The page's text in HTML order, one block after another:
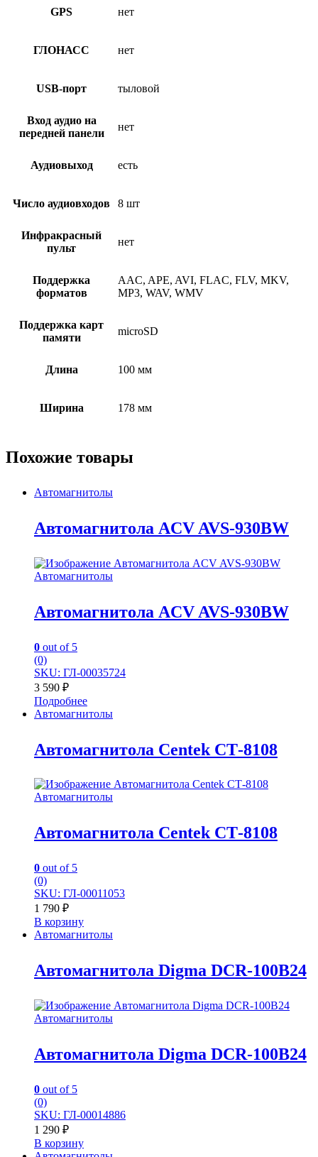
GPS нет
ГЛОНАСС нет
USB-порт тыловой
Вход аудио на
передней панели
нет
Аудиовыход есть
Число аудиовходов 8 шт
Инфракрасный
пульт
нет
Поддержка
форматов
AAC, APE, AVI, FLAC, FLV, MKV,
MP3, WAV, WMV
Поддержка карт
памяти
microSD
Длина 100 мм
Ширина 178 мм
Похожие товары
Автомагнитолы
Автомагнитола ACV AVS-930BW
Автомагнитолы
Автомагнитола ACV AVS-930BW
0 out of 5
(0)
SKU: ГЛ-00035724
3 590 ₽
Подробнее
Автомагнитолы
Автомагнитола Centek СТ-8108
Автомагнитолы
Автомагнитола Centek СТ-8108
0 out of 5
(0)
SKU: ГЛ-00011053
1 790 ₽
В корзину
Автомагнитолы
Автомагнитола Digma DCR-100B24
Автомагнитолы
Автомагнитола Digma DCR-100B24
0 out of 5
(0)
SKU: ГЛ-00014886
1 290 ₽
В корзину